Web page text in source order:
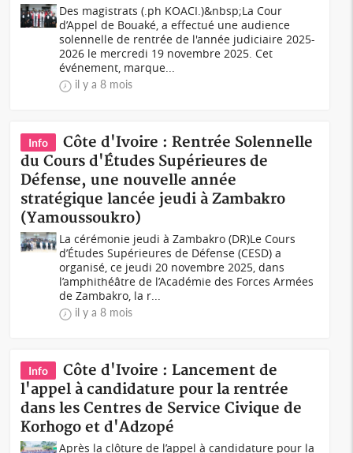
Des magistrats (.ph KOACI.)&nbsp;La Cour
d’Appel de Bouaké, a effectué une audience
solennelle de rentrée de l'année judiciaire 2025-
2026 le mercredi 19 novembre 2025. Cet
événement, marque...
il y a 8 mois
Info
Côte d'Ivoire : Rentrée Solennelle
du Cours d'Études Supérieures de
Défense, une nouvelle année
stratégique lancée jeudi à Zambakro
(Yamoussoukro)
La cérémonie jeudi à Zambakro (DR)Le Cours
d’Études Supérieures de Défense (CESD) a
organisé, ce jeudi 20 novembre 2025, dans
l’amphithéâtre de l’Académie des Forces Armées
de Zambakro, la r...
il y a 8 mois
Info
Côte d'Ivoire : Lancement de
l'appel à candidature pour la rentrée
dans les Centres de Service Civique de
Korhogo et d'Adzopé
Après la clôture de l’appel à candidature pour la